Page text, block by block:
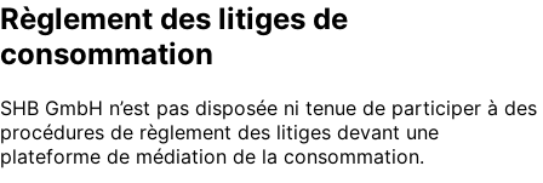
Règlement des litiges de
consommation
SHB GmbH n’est pas disposée ni tenue de participer à des
procédures de règlement des litiges devant une
plateforme de médiation de la consommation.